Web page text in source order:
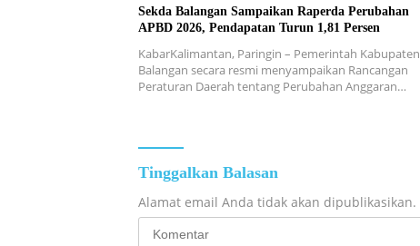
Sekda Balangan Sampaikan Raperda Perubahan
APBD 2026, Pendapatan Turun 1,81 Persen
KabarKalimantan, Paringin – Pemerintah Kabupaten
Balangan secara resmi menyampaikan Rancangan
Peraturan Daerah tentang Perubahan Anggaran…
Tinggalkan Balasan
Alamat email Anda tidak akan dipublikasikan.